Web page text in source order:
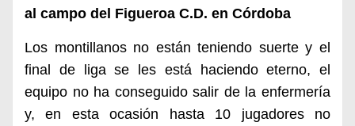
al campo del Figueroa C.D. en Córdoba
Los montillanos no están teniendo suerte y el
final de liga se les está haciendo eterno, el
equipo no ha conseguido salir de la enfermería
y, en esta ocasión hasta 10 jugadores no